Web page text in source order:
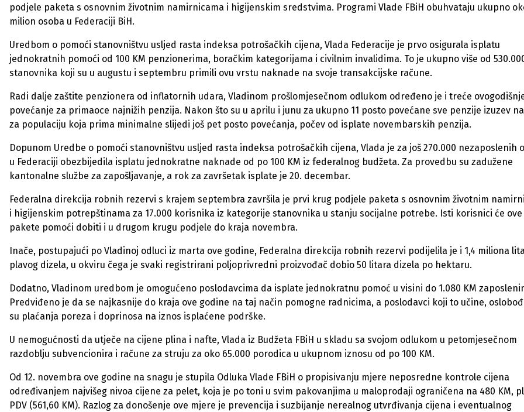
podjele paketa s osnovnim životnim namirnicama i higijenskim sredstvima. Programi Vlade FBiH obuhvataju ukupno
milion osoba u Federaciji BiH.
Uredbom o pomoći stanovništvu usljed rasta indeksa potrošačkih cijena, Vlada Federacije je prvo osigurala isplatu
jednokratnih pomoći od 100 KM penzionerima, boračkim kategorijama i civilnim invalidima. To je ukupno više od
stanovnika koji su u augustu i septembru primili ovu vrstu naknade na svoje transakcijske račune.
Radi dalje zaštite penzionera od inflatornih udara, Vladinom prošlomjesečnom odlukom određeno je i treće
povećanje za primaoce najnižih penzija. Nakon što su u aprilu i junu za ukupno 11 posto povećane sve penzije izuzev
za populaciju koja prima minimalne slijedi još pet posto povećanja, počev od isplate novembarskih penzija.
Dopunom Uredbe o pomoći stanovništvu usljed rasta indeksa potrošačkih cijena, Vlada je za još 270.000 nezaposlenih
u Federaciji obezbijedila isplatu jednokratne naknade od po 100 KM iz federalnog budžeta. Za provedbu su zadužene
kantonalne službe za zapošljavanje, a rok za završetak isplate je 20. decembar.
Federalna direkcija robnih rezervi s krajem septembra završila je prvi krug podjele paketa s osnovnim životnim
i higijenskim potrepštinama za 17.000 korisnika iz kategorije stanovnika u stanju socijalne potrebe. Isti korisnici će ove
pakete pomoći dobiti i u drugom krugu podjele do kraja novembra.
Inače, postupajući po Vladinoj odluci iz marta ove godine, Federalna direkcija robnih rezervi podijelila je i 1,4 miliona
plavog dizela, u okviru čega je svaki registrirani poljoprivredni proizvođač dobio 50 litara dizela po hektaru.
Dodatno, Vladinom uredbom je omogućeno poslodavcima da isplate jednokratnu pomoć u visini do 1.080 KM
Predviđeno je da se najkasnije do kraja ove godine na taj način pomogne radnicima, a poslodavci koji to učine,
su plaćanja poreza i doprinosa na iznos isplaćene podrške.
U nemogućnosti da utječe na cijene plina i nafte, Vlada iz Budžeta FBiH u skladu sa svojom odlukom u petomjesečnom
razdoblju subvencionira i račune za struju za oko 65.000 porodica u ukupnom iznosu od po 100 KM.
Od 12. novembra ove godine na snagu je stupila Odluka Vlade FBiH o propisivanju mjere neposredne kontrole cijena
određivanjem najvišeg nivoa cijene za pelet, koja je po toni u svim pakovanjima u maloprodaji ograničena na 480 KM,
PDV (561,60 KM). Razlog za donošenje ove mjere je prevencija i suzbijanje nerealnog utvrđivanja cijena i eventualnog